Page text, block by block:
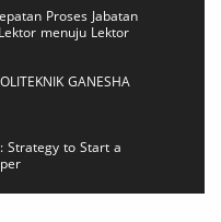
Proses Jabatan
menuju Lektor
GANESHA
Strategy to Start a